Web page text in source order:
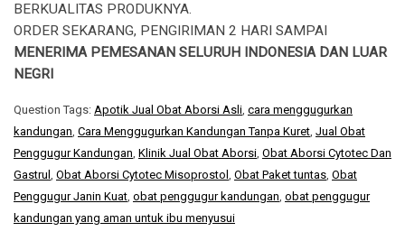
BERKUALITAS PRODUKNYA.
ORDER SEKARANG, PENGIRIMAN 2 HARI SAMPAI
MENERIMA PEMESANAN SELURUH INDONESIA DAN LUAR
NEGRI
Question Tags: Apotik Jual Obat Aborsi Asli, cara menggugurkan
kandungan, Cara Menggugurkan Kandungan Tanpa Kuret, Jual Obat
Penggugur Kandungan, Klinik Jual Obat Aborsi, Obat Aborsi Cytotec Dan
Gastrul , Obat Aborsi Cytotec Misoprostol , Obat Paket tuntas, Obat
Penggugur Janin Kuat, obat penggugur kandungan, obat penggugur
kandungan yang aman untuk ibu menyusui